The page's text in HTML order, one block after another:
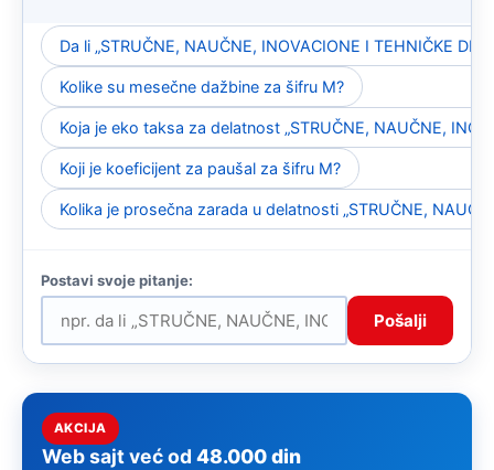
Da li „STRUČNE, NAUČNE, INOVACIONE I TEHNIČKE
Kolike su mesečne dažbine za šifru M?
Koja je eko taksa za delatnost „STRUČNE, NAUČNE,
Koji je koeficijent za paušal za šifru M?
Kolika je prosečna zarada u delatnosti „STRUČNE,
Pošalji
AKCIJA
Web sajt već od 48.000 din